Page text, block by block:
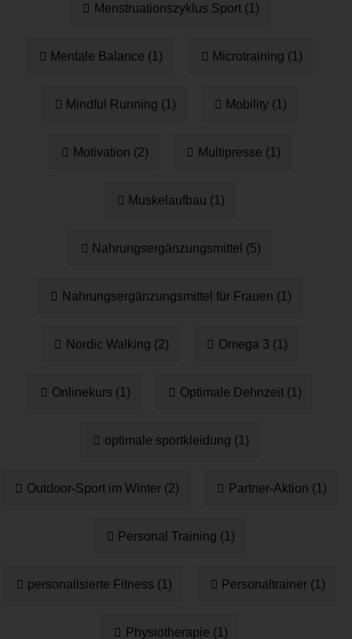
Menstruationszyklus Sport (1)
Mentale Balance (1) Microtraining (1)
Mindful Running (1) Mobility (1)
Motivation (2) Multipresse (1)
Muskelaufbau (1)
Nahrungsergänzungsmittel (5)
Nahrungsergänzungsmittel für Frauen (1)
Nordic Walking (2) Omega 3 (1)
Onlinekurs (1) Optimale Dehnzeit (1)
optimale sportkleidung (1)
Outdoor-Sport im Winter (2) Partner-Aktion (1)
Personal Training (1)
personalisierte Fitness (1) Personaltrainer (1)
Physiotherapie (1)